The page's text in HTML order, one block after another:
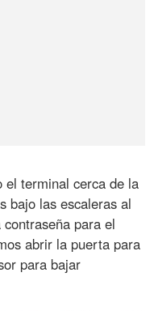
el terminal cerca de la
bajo las escaleras al
para el
abrir la puerta para
para bajar